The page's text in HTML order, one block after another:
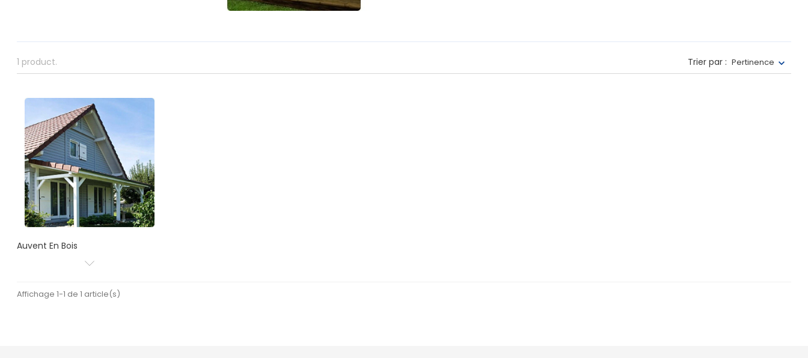
1 product. Trier par : Pertinence
Auvent En Bois
Affichage 1-1 de 1 article(s)